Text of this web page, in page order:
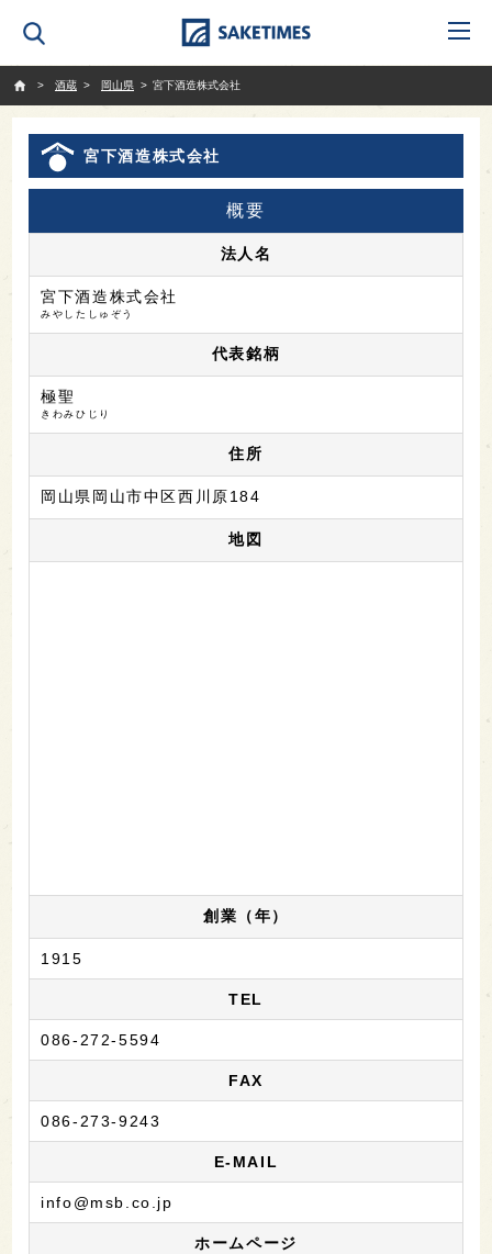
酒蔵
岡山県 宮下酒造株式会社
宮下酒造株式会社
概要
法人名
宮下酒造株式会社
みやしたしゅぞう
代表銘柄
極聖
きわみひじり
住所
岡山県岡山市中区西川原184
地図
創業（年）
1915
TEL
086-272-5594
FAX
086-273-9243
E-MAIL
info@msb.co.jp
ホームページ